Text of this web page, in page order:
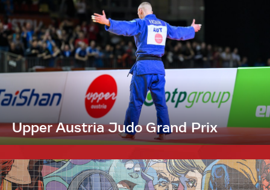
Upper Austria Judo Grand Prix